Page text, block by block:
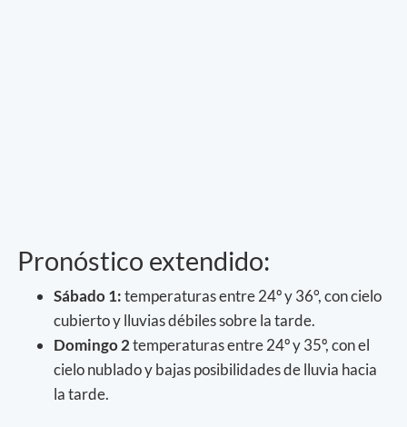
Pronóstico extendido:
Sábado 1:temperaturas entre 24º y 36°, con cielo
cubierto y lluvias débiles sobre la tarde.
Domingo 2temperaturas entre 24º y 35º, con el
cielo nublado y bajas posibilidades de lluvia hacia
la tarde.